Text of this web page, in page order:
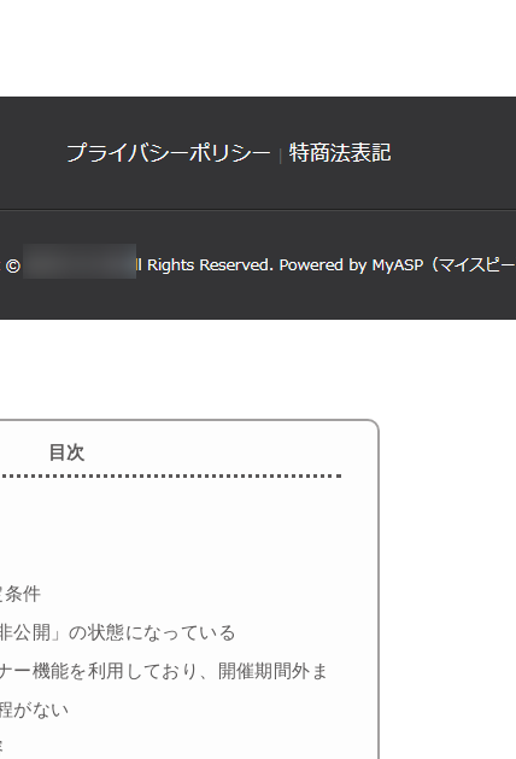
目次
条件
公開」の状態になっている
ー機能を利用しており、開催期間外ま
がない